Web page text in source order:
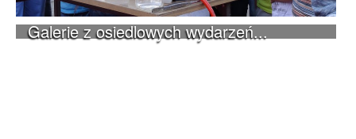
Galerie z osiedlowych wydarzeń...